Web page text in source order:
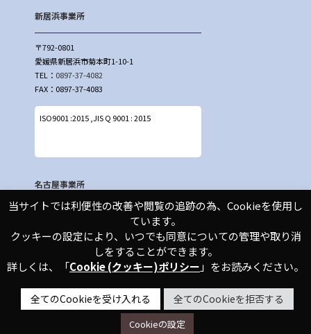
新居浜事業所
〒792-0801
愛媛県新居浜市菊本町1-10-1
TEL： 0897-37-4082
FAX：0897-37-4083
ISO9001 :2015 ,JIS Q 9001 : 2015
名古屋事業所
愛知県大府市横根惣作
213
0562-48-0761
FAX:0562-48-3581
Cookieポリシー
当サイトでは利便性の改善や閲覧の追跡の為、Cookieを使用し
ています。
クッキーの設定により、いつでも同意についての管理や取り消
しをすることができます。
詳しくは、「Cookie (クッキー)ポリシー 」をお読みください。
全てのCookieを受け入れる 全てのCookieを拒否する
Cookieの設定